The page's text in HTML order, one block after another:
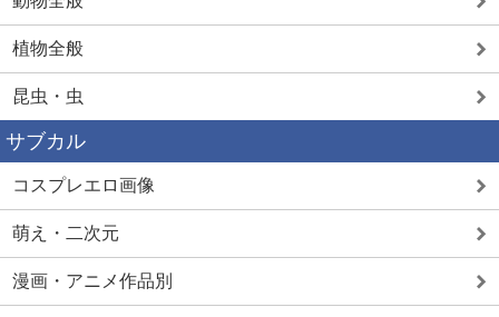
植物全般
昆虫・虫
サブカル
コスプレエロ画像
萌え・二次元
漫画・アニメ作品別